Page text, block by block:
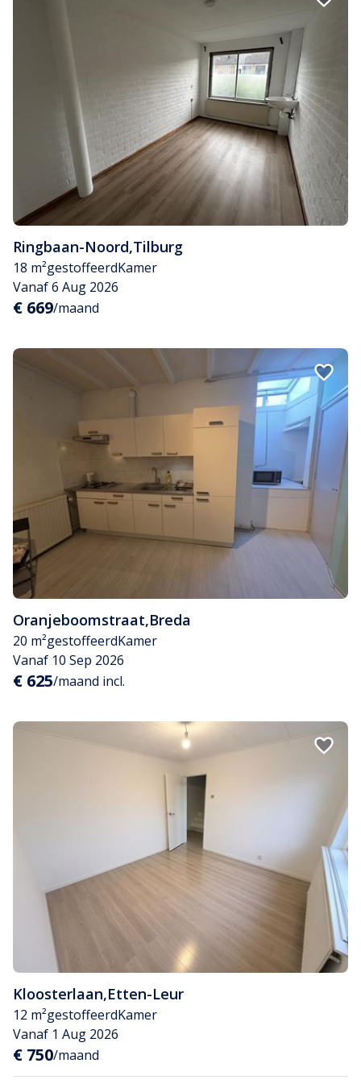
Ringbaan-Noord,Tilburg
18 m²gestoffeerdKamer
Vanaf 6 Aug 2026
€ 669/maand
Oranjeboomstraat,Breda
20 m²gestoffeerdKamer
Vanaf 10 Sep 2026
€ 625/maand incl.
Kloosterlaan,Etten-Leur
12 m²gestoffeerdKamer
Vanaf 1 Aug 2026
€ 750/maand